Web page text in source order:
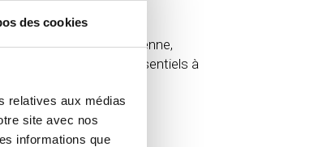
des cookies
relatives aux médias
site avec nos
informations que
et norme européenne,
des points les plus essentiels à